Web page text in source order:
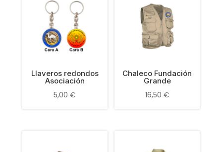
Llaveros redondos
Asociación
5,00€
Chaleco Fundación
Grande
16,50 €